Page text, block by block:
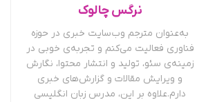
نرگس چالوک
به‌عنوان مترجم وب‌سایت خبری در حوزه
فناوری فعالیت می‌کنم و تجربه‌ی خوبی در
زمینه‌ی سئو، تولید و انتشار محتوا، نگارش
و ویرایش مقالات و گزارش‌های خبری
دارم.علاوه بر این، مدرس زبان انگلیسی